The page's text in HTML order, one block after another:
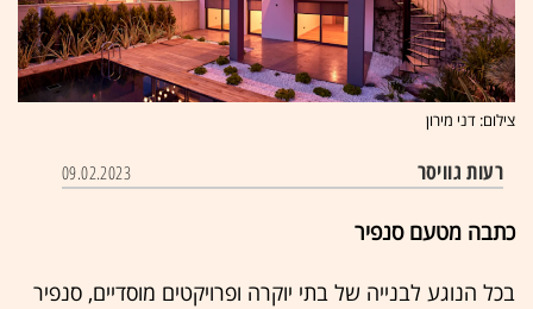
צילום: דני מירון
רעות גוויסר 09.02.2023
כתבה מטעם סנפיר
בכל הנוגע לבנייה של בתי יוקרה ופרויקטים מוסדיים, סנפיר